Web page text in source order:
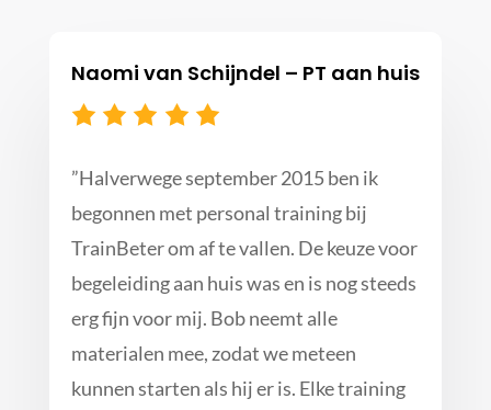
Naomi van Schijndel – PT aan huis
”Halverwege september 2015 ben ik
begonnen met personal training bij
TrainBeter om af te vallen. De keuze voor
begeleiding aan huis was en is nog steeds
erg fijn voor mij. Bob neemt alle
materialen mee, zodat we meteen
kunnen starten als hij er is. Elke training